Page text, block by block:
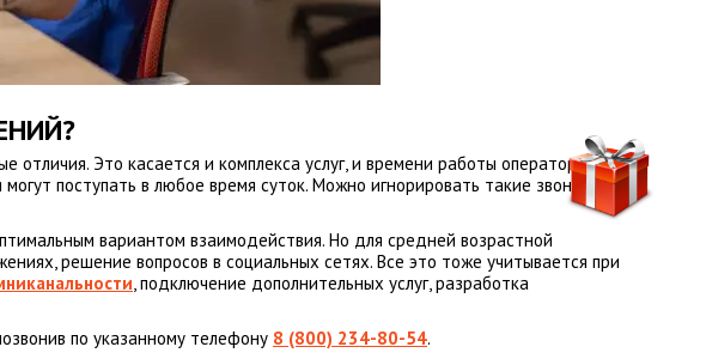
Это касается и комплекса услуг, и времени работы операторов.
поступать в любое время суток. Можно игнорировать такие звонки
вариантом взаимодействия. Но для средней возрастной
решение вопросов в социальных сетях. Все это тоже учитывается при
, подключение дополнительных услуг, разработка
по указанному телефону 8 (800) 234-80-54.